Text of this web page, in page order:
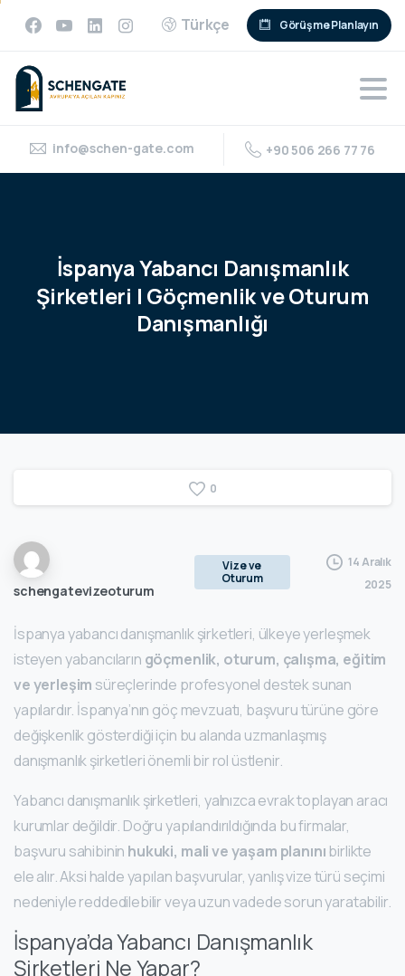
Türkçe Görüşme Planlayın
info@schen-gate.com +90 506 266 77 76
İspanyaYabancı Danışmanlık
Şirketleri | GöçmenlikveOturum
Danışmanlığı
0
schengatevizeoturum
Vize ve
Oturum
14 Aralık
2025
İspanya yabancı danışmanlık şirketleri, ülkeye yerleşmek
isteyen yabancıların göçmenlik, oturum, çalışma, eğitim
ve yerleşim süreçlerinde profesyonel destek sunan
yapılardır. İspanya’nın göç mevzuatı, başvuru türüne göre
değişkenlik gösterdiği için bu alanda uzmanlaşmış
danışmanlık şirketleri önemli bir rol üstlenir.
Yabancı danışmanlık şirketleri, yalnızca evrak toplayan aracı
kurumlar değildir. Doğru yapılandırıldığında bu firmalar,
başvuru sahibinin hukuki, mali ve yaşam planınıbirlikte
ele alır. Aksi halde yapılan başvurular, yanlış vize türü seçimi
nedeniyle reddedilebilir veya uzun vadede sorun yaratabilir.
İspanya’da Yabancı Danışmanlık
Şirketleri Ne Yapar?